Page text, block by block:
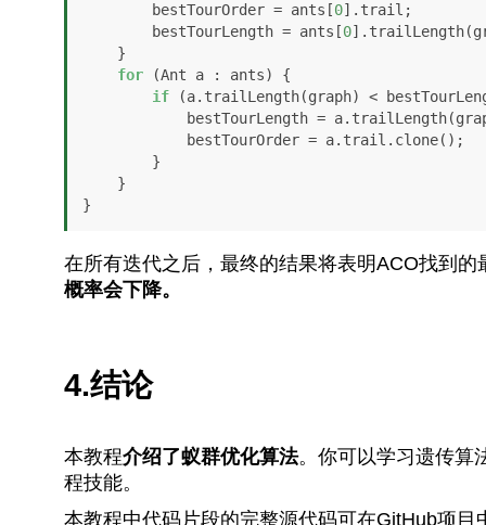
        bestTourOrder = ants[
0].trail;
        bestTourLength = ants[
0
for (Ant a : ants) {
if (a.trailLength(graph) <
}
在所有迭代之后，最终的结果将表明ACO找到的
概率会下降。
4.结论
本教程介绍了蚁群优化算法。你可以学习遗传算
程技能。
本教程中代码片段的完整源代码可在GitHub项目